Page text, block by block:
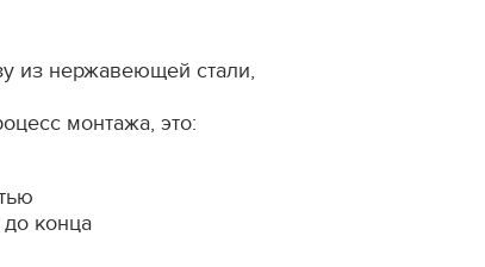
из нержавеющей стали,
монтажа, это:
конца